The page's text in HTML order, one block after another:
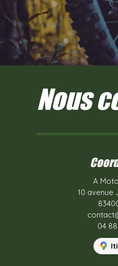
Nous
A
10 avenue
04